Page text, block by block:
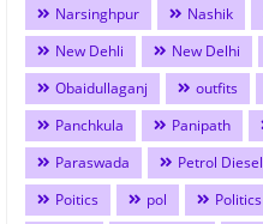
Narsinghpur
Nashik
New Dehli
New Delhi
Obaidullaganj
outfits
Panchkula
Panipath
Paraswada
Petrol Diesel
Poitics
pol Politics